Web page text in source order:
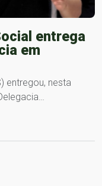
entrega
em
entregou, nesta